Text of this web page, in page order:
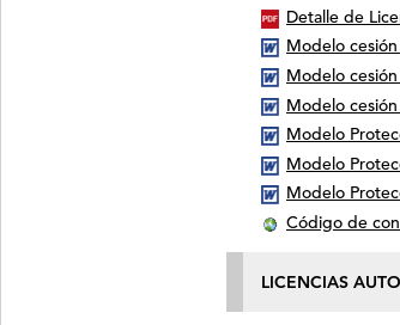
Detalle de
Modelo
Modelo
Modelo
Modelo
Modelo
Modelo
Código de
LICENCIAS